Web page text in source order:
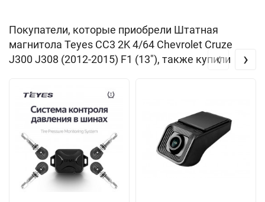
Покупатели, которые приобрели Штатная
магнитола Teyes CC3 2K 4/64 Chevrolet Cruze
J300 J308 (2012-2015) F1 (13"), также купили
‹ ›